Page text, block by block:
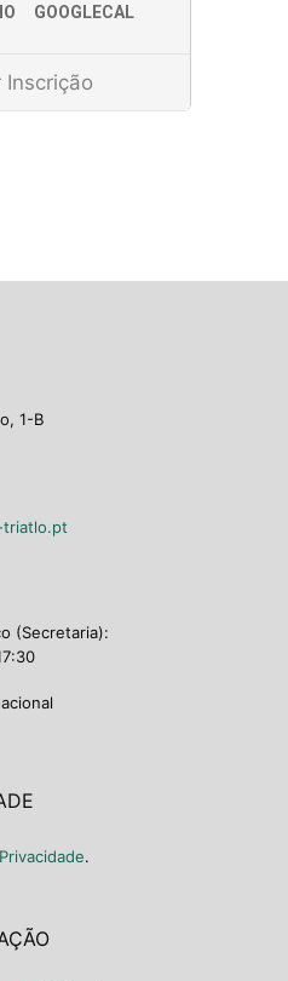
GOOGLECAL
Inscrição
1-B
triatlo.pt
(Secretaria):
.